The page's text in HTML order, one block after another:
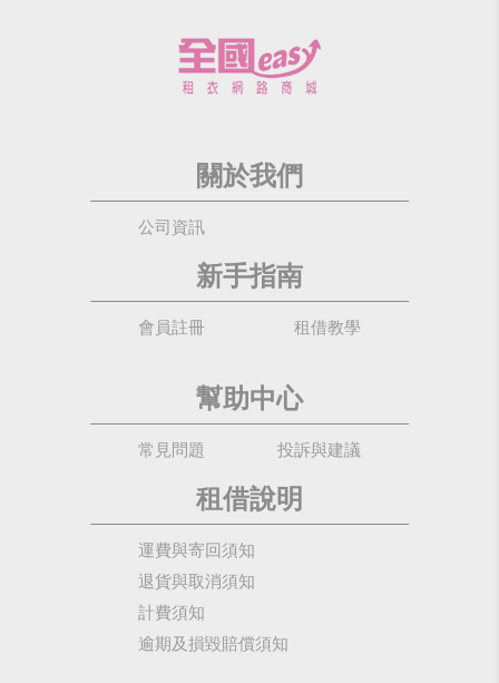
關於我們
公司資訊
新手指南
會員註冊 租借教學
幫助中心
常見問題 投訴與建議
租借說明
運費與寄回須知
退貨與取消須知
計費須知
逾期及損毀賠償須知